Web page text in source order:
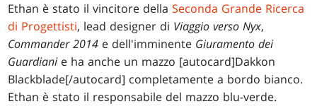
Ethan è stato il vincitore dellaSeconda Grande Ricerca
di Progettisti, lead designer di Viaggio verso Nyx,
Commander 2014 e dell'imminente Giuramento dei
Guardiani e ha anche un mazzo [autocard]Dakkon
Blackblade[/autocard] completamente a bordo bianco.
Ethan è stato il responsabile del mazzo blu-verde.